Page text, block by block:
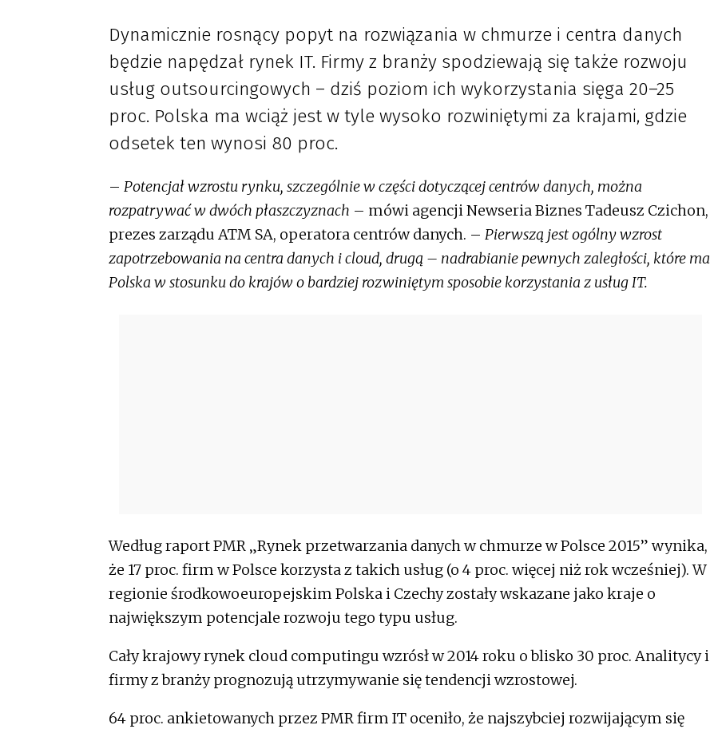
Dynamicznie rosnący popyt na rozwiązania w chmurze i centra danych
będzie napędzał rynek IT. Firmy z branży spodziewają się także rozwoju
usług outsourcingowych – dziś poziom ich wykorzystania sięga 20–25
proc. Polska ma wciąż jest w tyle wysoko rozwiniętymi za krajami, gdzie
odsetek ten wynosi 80 proc.
– Potencjał wzrostu rynku, szczególnie w części dotyczącej centrów danych, można
rozpatrywać w dwóch płaszczyznach – mówi agencji Newseria Biznes Tadeusz Czichon,
prezes zarządu ATM SA, operatora centrów danych. – Pierwszą jest ogólny wzrost
zapotrzebowania na centra danych i cloud, drugą – nadrabianie pewnych zaległości, które ma
Polska w stosunku do krajów o bardziej rozwiniętym sposobie korzystania z usług IT.
Według raport PMR „Rynek przetwarzania danych w chmurze w Polsce 2015” wynika,
że 17 proc. firm w Polsce korzysta z takich usług (o 4 proc. więcej niż rok wcześniej). W
regionie środkowoeuropejskim Polska i Czechy zostały wskazane jako kraje o
największym potencjale rozwoju tego typu usług.
Cały krajowy rynek cloud computingu wzrósł w 2014 roku o blisko 30 proc. Analitycy i
firmy z branży prognozują utrzymywanie się tendencji wzrostowej.
64 proc. ankietowanych przez PMR firm IT oceniło, że najszybciej rozwijającym się